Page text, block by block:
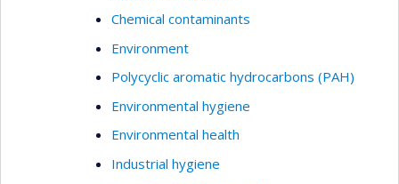
Chemical contaminants
Environment
Polycyclic aromatic hydrocarbons (PAH)
Environmental hygiene
Environmental health
Industrial hygiene